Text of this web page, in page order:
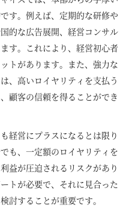
す。例えば、定期的な研修や
的な広告展開、経営コンサル
す。これにより、経営初心者
トがあります。また、強力な
、高いロイヤリティを支払う
顧客の信頼を得ることができ
経営にプラスになるとは限り
も、一定額のロイヤリティを
益が圧迫されるリスクがあり
トが必要で、それに見合った
討することが重要です。